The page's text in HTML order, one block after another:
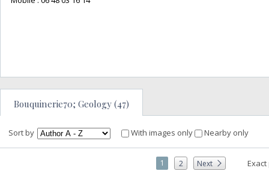
Bouquinerie70; Geology (47)
Sort by With images only Nearby only
1 2 Next